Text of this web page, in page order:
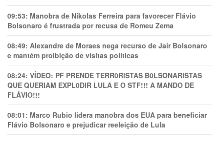
09:53: Manobra de Nikolas Ferreira para favorecer Flávio
Bolsonaro é frustrada por recusa de Romeu Zema
08:49: Alexandre de Moraes nega recurso de Jair Bolsonaro
e mantém proibição de visitas políticas
08:24: VÍDEO: PF PRENDE TERR0RlSTAS B0LSONARlSTAS
QUE QUERIAM EXPL0DlR LULA E O STF!!! A MANDO DE
FLÁVIO!!!
08:01: Marco Rubio lidera manobra dos EUA para beneficiar
Flávio Bolsonaro e prejudicar reeleição de Lula